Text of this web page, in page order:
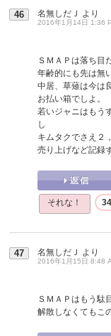
46 名無しだＪ より
2016年1月14日 1:36
ＳＭＡＰは落ち目
年齢的にも先は無
中居、草薙は今は
お払い箱でしよ。
若いジャニはもう
し
キムタクでさえ２
売り上げなど記録
それな！
47 名無しだＪ より
2016年1月15日 8:48
ＳＭＡＰはもう駄
解散しなくてもこ